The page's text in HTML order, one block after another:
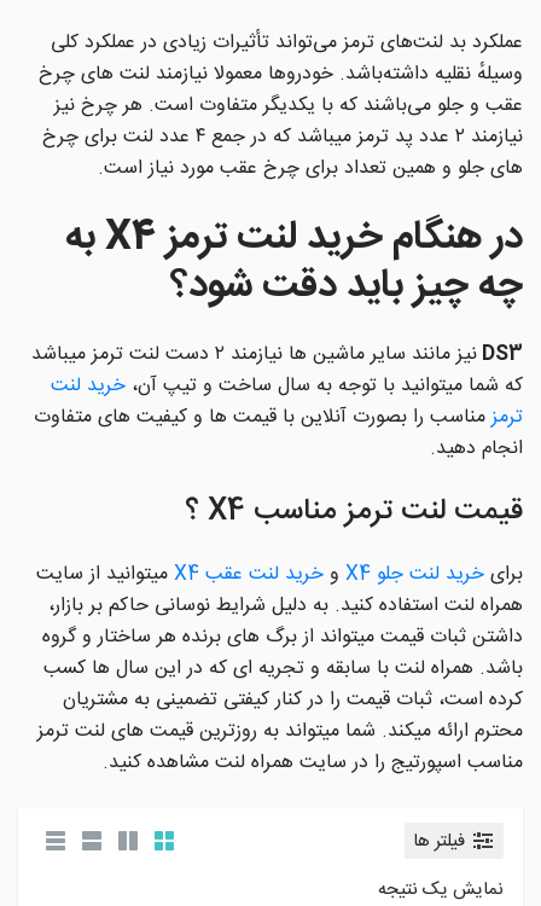
عملکرد بد لنت‌های ترمز می‌تواند تأثیرات زیادی در عملکرد کلی
وسیلهٔ نقلیه داشته‌باشد. خودروها معمولا نیازمند لنت های چرخ
عقب و جلو می‌باشند که با یکدیگر متفاوت است. هر چرخ نیز
نیازمند ۲ عدد پد ترمز میباشد که در جمع ۴ عدد لنت برای چرخ
های جلو و همین تعداد برای چرخ عقب مورد نیاز است.
در هنگام خرید لنت ترمز X4 به
چه چیز باید دقت شود؟
DS3
نیز مانند سایر ماشین ها نیازمند ۲ دست لنت ترمز میباشد
که شما میتوانید با توجه به سال ساخت و تیپ آن، خرید لنت
ترمزمناسب را بصورت آنلاین با قیمت ها و کیفیت های متفاوت
انجام دهید.
قیمت لنت ترمز مناسب X4 ؟
برایخرید لنت جلو X4 وخرید لنت عقب X4
میتوانید از سایت
همراه لنت استفاده کنید. به دلیل شرایط نوسانی حاکم بر بازار،
داشتن ثبات قیمت میتواند از برگ های برنده هر ساختار و گروه
باشد. همراه لنت با سابقه و تجریه ای که در این سال ها کسب
کرده است، ثبات قیمت را در کنار کیفتی تضمینی به مشتریان
محترم ارائه میکند. شما میتواند به روزترین قیمت های لنت ترمز
مناسب اسپورتیج را در سایت همراه لنت مشاهده کنید.
فیلتر ها
نمایش یک نتیجه